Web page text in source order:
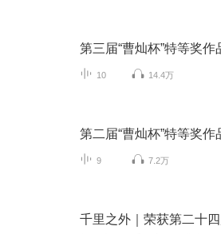
第三届“曹灿杯”特等奖作
10 14.4万
第二届“曹灿杯”特等奖作
9 7.2万